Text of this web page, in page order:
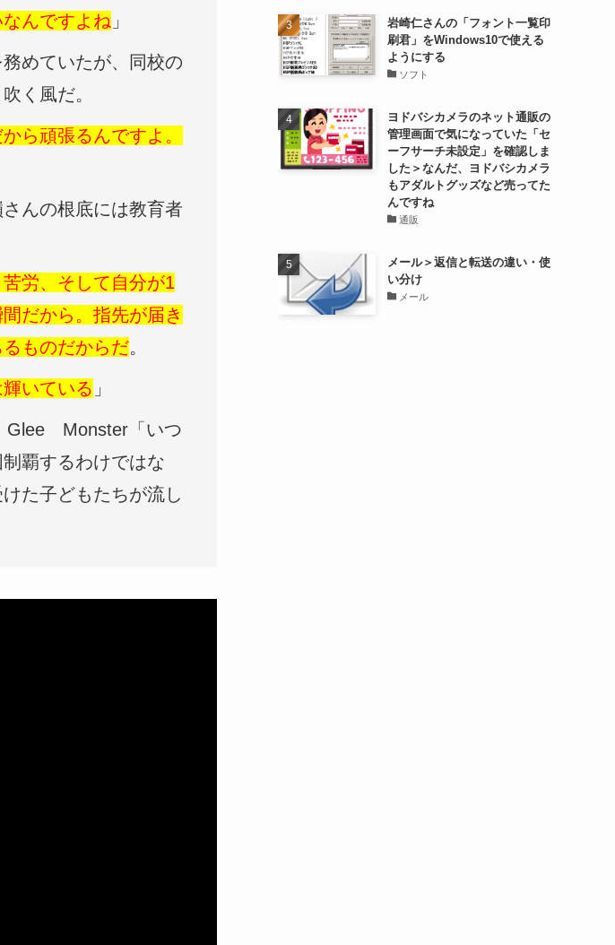
んですよね 」
めていたが、同校の
く風だ。
ら頑張るんですよ。
んの根底には教育者
労、そして自分が1
だから。指先が届き
ものだからだ。
いている 」
Glee Monster「いつ
覇するわけではな
た子どもたちが流し
岩崎仁さんの「フォント一覧印
刷君」をWindows10で使える
ようにする
ソフト
ヨドバシカメラのネット通販の
管理画面で気になっていた「セ
ーフサーチ未設定」を確認しま
した＞なんだ、ヨドバシカメラ
もアダルトグッズなど売ってた
んですね
通販
メール＞返信と転送の違い・使
い分け
メール